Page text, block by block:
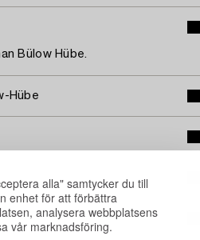
alla" samtycker du till
enhet för att förbättra
analysera webbplatsens
vår marknadsföring.
Bülow Hübe.
Hübe